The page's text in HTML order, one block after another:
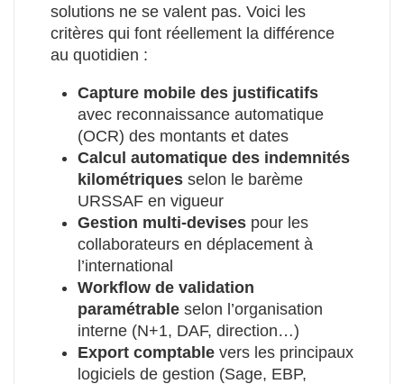
solutions ne se valent pas. Voici les
critères qui font réellement la différence
au quotidien :
Capture mobile des justificatifs
avec reconnaissance automatique
(OCR) des montants et dates
Calcul automatique des indemnités
kilométriques selon le barème
URSSAF en vigueur
Gestion multi-devises pour les
collaborateurs en déplacement à
l’international
Workflow de validation
paramétrable selon l’organisation
interne (N+1, DAF, direction…)
Export comptable vers les principaux
logiciels de gestion (Sage, EBP,